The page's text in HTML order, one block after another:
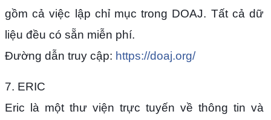
gồm cả việc lập chỉ mục trong DOAJ. Tất cả dữ
liệu đều có sẵn miễn phí.
Đường dẫn truy cập: https://doaj.org/
7. ERIC
Eric là một thư viện trực tuyến về thông tin và